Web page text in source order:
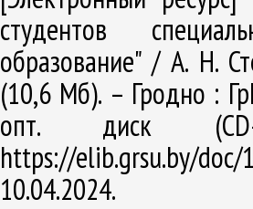
студентов
образование" / А. Н.
(10,6 Мб). – Гродно :
опт. диск
https://elib.grsu.by/
10.04.2024.